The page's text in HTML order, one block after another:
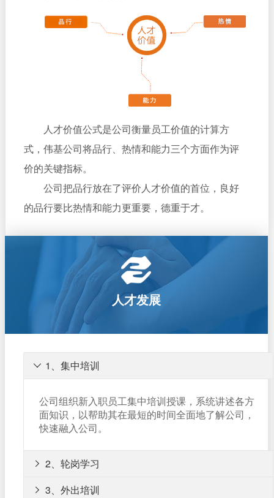
人才价值公式是公司衡量员工价值的计算方
式，伟基公司将品行、热情和能力三个方面作为评
价的关键指标。
公司把品行放在了评价人才价值的首位，良好
的品行要比热情和能力更重要，德重于才。
人才发展
1、集中培训

公司组织新入职员工集中培训授课，系统讲述各方
面知识，以帮助其在最短的时间全面地了解公司，
快速融入公司。
2、轮岗学习

3、外出培训
